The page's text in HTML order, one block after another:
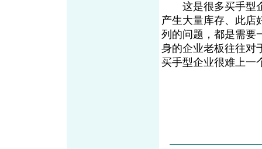
这是很多买手型企
产生大量库存、此店
列的问题，都是需要
身的企业老板往往对
买手型企业很难上一